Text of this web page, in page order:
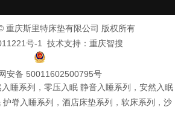
重庆斯里特床垫有限公司 版权所有
号-1
技术支持： 重庆智搜
安备 50011602500795号
睡系列，零压入眠 静音入睡系列，安然入眠
脊入睡系列，酒店床垫系列，软床系列，沙